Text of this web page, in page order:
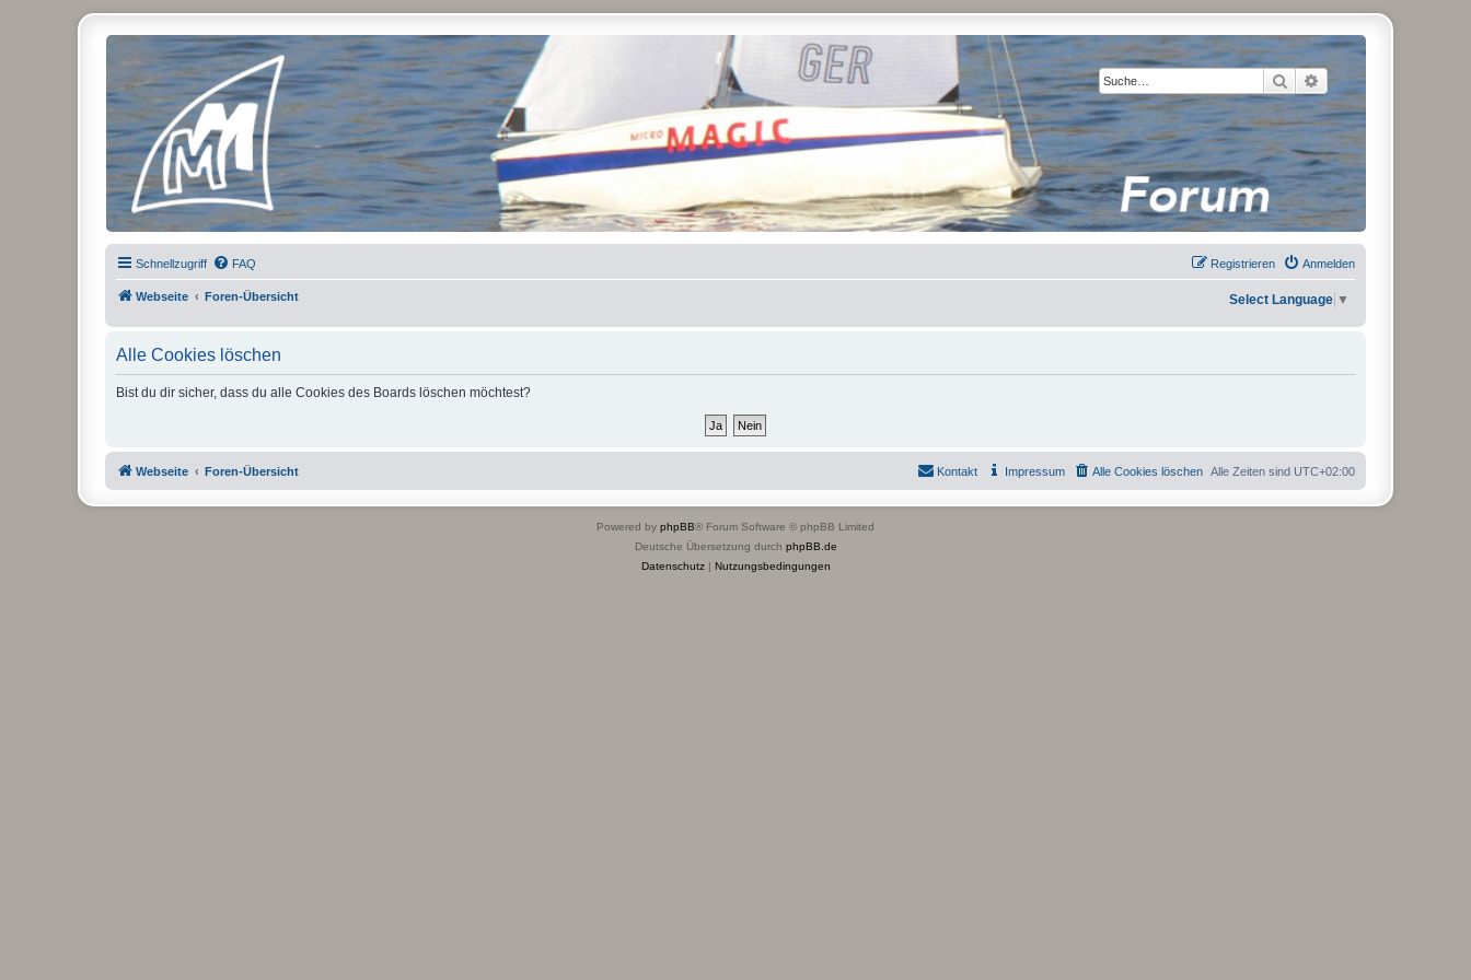
Suche Erweiterte Suche
Micro Magic Forum Deutschland
Schnellzugriff FAQ Anmelden
Registrieren
Webseite Foren-Übersicht Select Language ▼
Alle Cookies löschen
Bist du dir sicher, dass du alle Cookies des Boards löschen möchtest?
Webseite Foren-Übersicht Alle Zeiten sind UTC+02:00
Alle Cookies löschen
Impressum
Kontakt
Powered by phpBB® Forum Software © phpBB Limited
Deutsche Übersetzung durch phpBB.de
Datenschutz| Nutzungsbedingungen